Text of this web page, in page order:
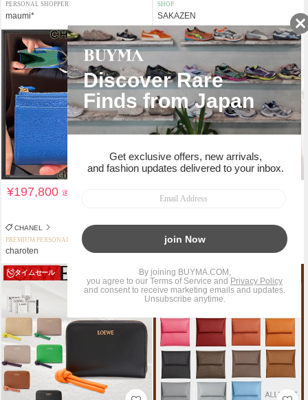
PERSONAL SHOPPER
maumi*
SHOP
SAKAZEN
¥197,800送料込
CHANEL
PREMIUM PERSONAL SHOPPER
charoten
¥26,200
PERSONAL SHOPPER
タイムセール